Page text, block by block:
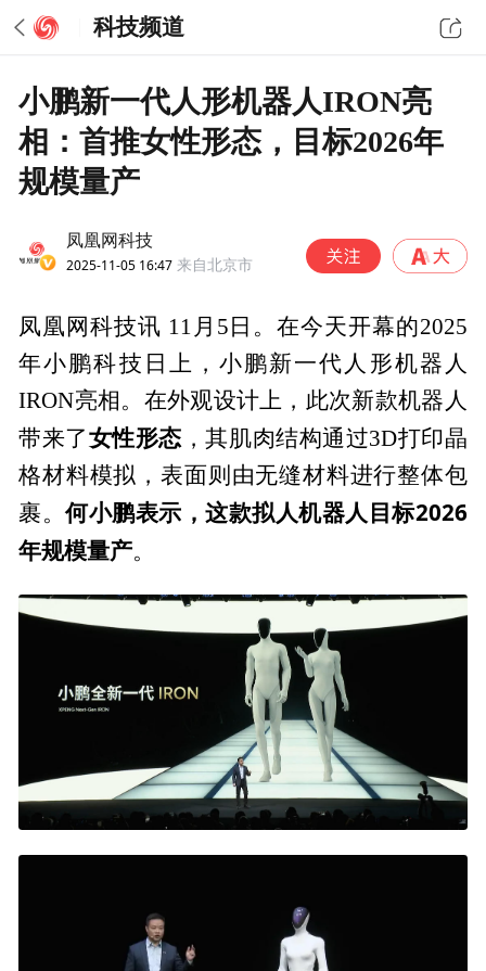
科技频道
小鹏新一代人形机器人IRON亮
相：首推女性形态，目标2026年
规模量产
凤凰网科技
2025-11-05 16:47 来自北京市
凤凰网科技讯 11月5日。在今天开幕的2025
年小鹏科技日上，小鹏新一代人形机器人
IRON亮相。在外观设计上，此次新款机器人
带来了女性形态 ，其肌肉结构通过3D打印晶
格材料模拟，表面则由无缝材料进行整体包
裹。何小鹏表示，这款拟人机器人目标2026
年规模量产。